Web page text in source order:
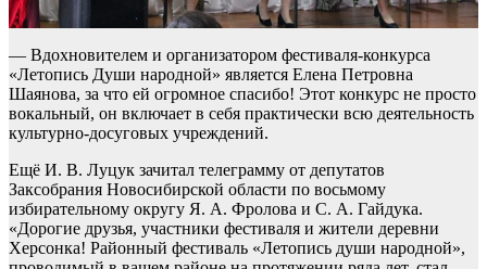
— Вдохновителем и организатором фестиваля-конкурса
«Летопись Души народной» является Елена Петровна
Шаянова, за что ей огромное спасибо! Этот конкурс не просто
вокальный, он включает в себя практически всю деятельность
культурно-досуговых учреждений.
Ещё И. В. Луцук зачитал телеграмму от депутатов
Заксобрания Новосибирской области по восьмому
избирательному округу Я. А. Фролова и С. А. Гайдука.
«Дорогие друзья, участники фестиваля и жители деревни
Херсонка! Районный фестиваль «Летопись души народной»,